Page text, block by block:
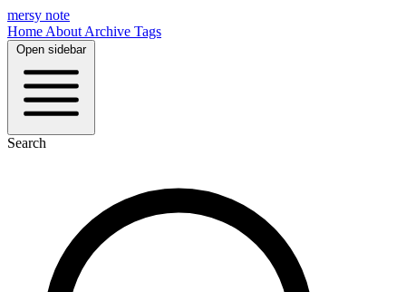
mersy note
Home About Archive Tags
Open sidebar
Search